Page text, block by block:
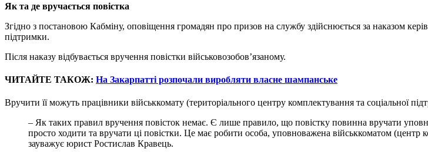
Як та де вручається повістка
Згідно з постановою Кабміну, оповіщення громадян про призов на службу здійснюється за наказом
підтримки.
Після наказу відбувається вручення повістки військовозобов’язаному.
ЧИТАЙТЕ ТАКОЖ: На Закарпатті розпочали виробляти власне шампанське
Вручити її можуть працівники військкомату (територіального центру комплектування та соціальної
– Як таких правил вручення повісток немає. Є лише правило, що повістку повинна вручати
просто ходити та вручати ці повістки. Це має робити особа, уповноважена військкоматом (центр
зауважує юрист Ростислав Кравець.